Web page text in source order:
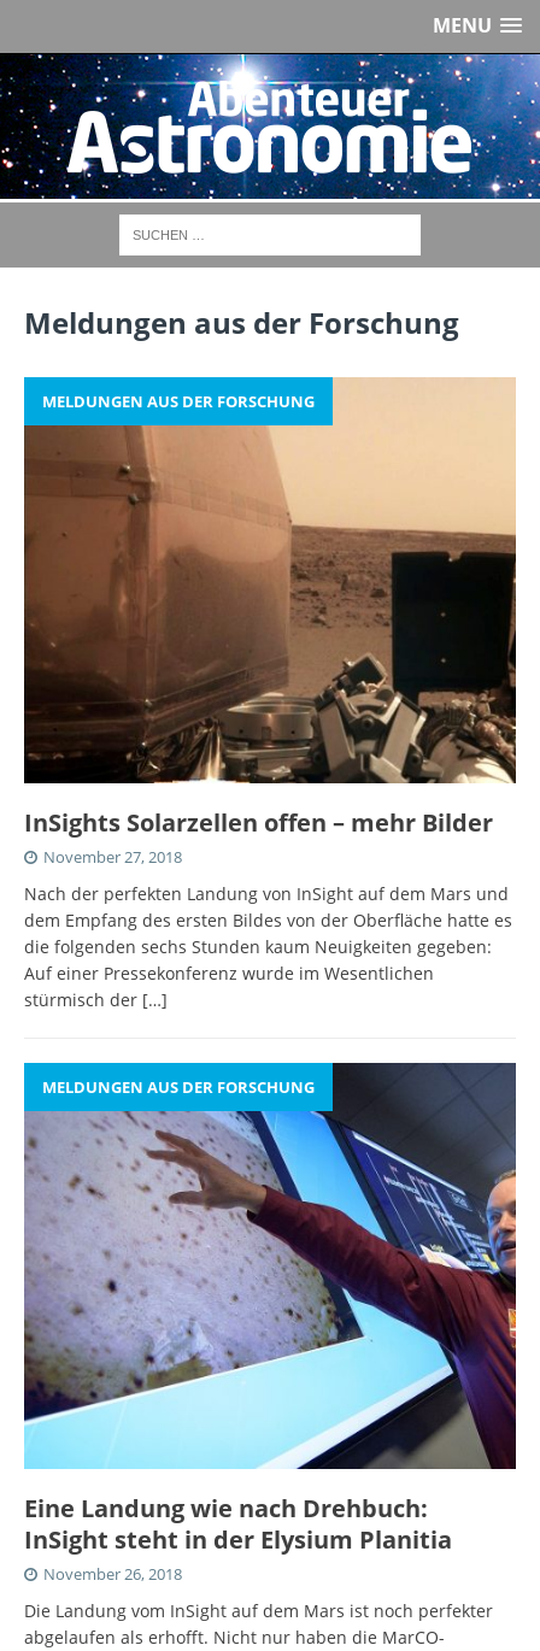
MENU
Meldungen aus der Forschung
MELDUNGEN AUS DER FORSCHUNG
InSights Solarzellen offen – mehr Bilder
November 27, 2018
Nach der perfekten Landung von InSight auf dem Mars und
dem Empfang des ersten Bildes von der Oberfläche hatte es
die folgenden sechs Stunden kaum Neuigkeiten gegeben:
Auf einer Pressekonferenz wurde im Wesentlichen
stürmisch der […]
MELDUNGEN AUS DER FORSCHUNG
Eine Landung wie nach Drehbuch:
InSight steht in der Elysium Planitia
November 26, 2018
Die Landung vom InSight auf dem Mars ist noch perfekter
abgelaufen als erhofft. Nicht nur haben die MarCO-